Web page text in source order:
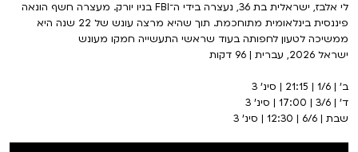
לי אלבז, ישראלית בת 36, נעצרה בידי ה־FBI בניו יורק. מעצרה חשף הונאה
פיננסית בינלאומית מתוחכמת. תוך שהיא מרצה עונש של 22 שנה היא
ממשיכה לטעון לחפותה בעוד שראשי התעשייה חמקו מעונש
ישראל 2026, עברית | 96 דקות
ב' | 1/6 | 21:15 | סינ' 3
ד' | 3/6 | 17:00 | סינ' 3
שבת | 6/6 | 12:30 | סינ' 3